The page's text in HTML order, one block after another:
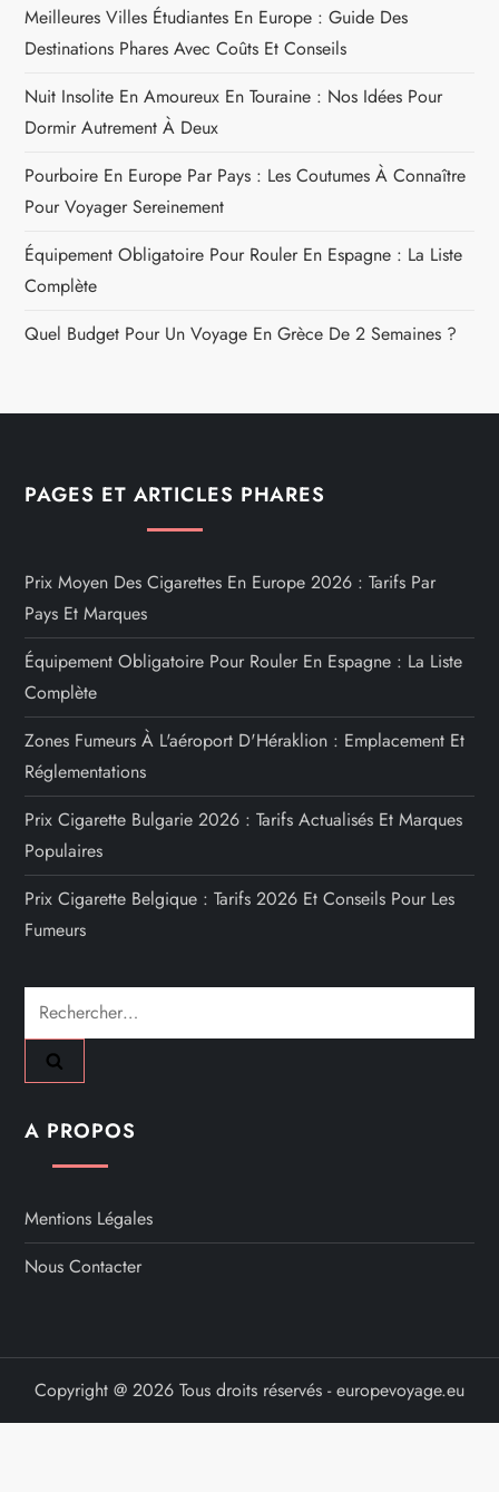
Meilleures Villes Étudiantes En Europe : Guide Des
Destinations Phares Avec Coûts Et Conseils
Nuit Insolite En Amoureux En Touraine : Nos Idées Pour
Dormir Autrement À Deux
Pourboire En Europe Par Pays : Les Coutumes À Connaître
Pour Voyager Sereinement
Équipement Obligatoire Pour Rouler En Espagne : La Liste
Complète
Quel Budget Pour Un Voyage En Grèce De 2 Semaines ?
PAGES ET ARTICLES PHARES
Prix Moyen Des Cigarettes En Europe 2026 : Tarifs Par
Pays Et Marques
Équipement Obligatoire Pour Rouler En Espagne : La Liste
Complète
Zones Fumeurs À L'aéroport D'Héraklion : Emplacement Et
Réglementations
Prix Cigarette Bulgarie 2026 : Tarifs Actualisés Et Marques
Populaires
Prix Cigarette Belgique : Tarifs 2026 Et Conseils Pour Les
Fumeurs
Rechercher :
A PROPOS
Mentions Légales
Nous Contacter
Copyright @ 2026 Tous droits réservés - europevoyage.eu